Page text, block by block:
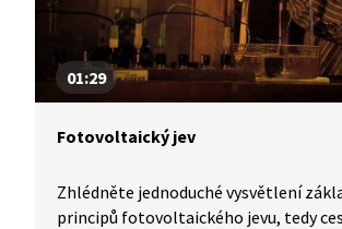
01:29
Fotovoltaický jev
Zhlédněte jednoduché vysvětlení
principů fotovoltaického jevu, tedy